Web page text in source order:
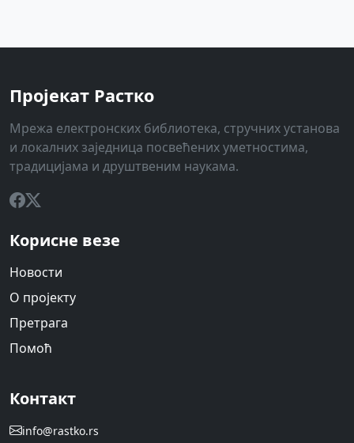
Пројекат Растко
Мрежа електронских библиотека, стручних установа
и локалних заједница посвећених уметностима,
традицијама и друштвеним наукама.
Корисне везе
Новости
О пројекту
Претрага
Помоћ
Контакт
info@rastko.rs